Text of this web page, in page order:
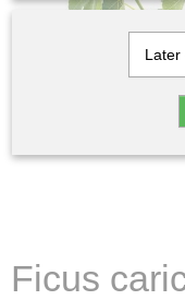
Ficus
Later